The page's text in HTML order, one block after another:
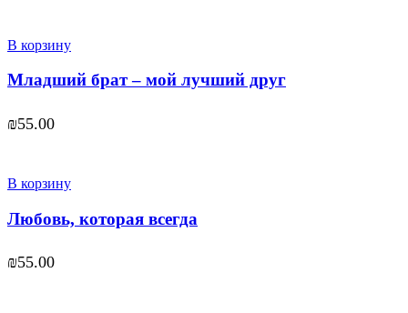
В корзину
Младший брат – мой лучший друг
₪55.00
В корзину
Любовь, которая всегда
₪55.00